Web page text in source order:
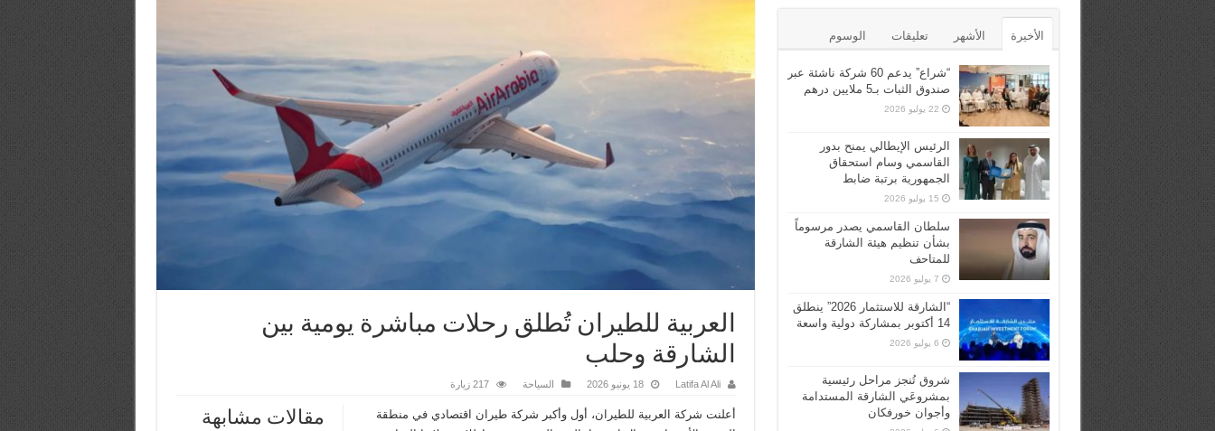
العربية للطيران تُطلق رحلات مباشرة يومية بين
الشارقة وحلب
Latifa Al Ali 18 يونيو 2026 السياحة 217 زيارة
مقالات مشابهة
أعلنت شركة العربية للطيران، أول وأكبر شركة طيران اقتصادي في منطقة
الأخيرة الأشهر تعليقات الوسوم
“شراع” يدعم 60 شركة ناشئة عبر
صندوق الثبات بـ5 ملايين درهم
22 يوليو 2026
الرئيس الإيطالي يمنح بدور
القاسمي وسام استحقاق
الجمهورية برتبة ضابط
15 يوليو 2026
سلطان القاسمي يصدر مرسوماً
بشأن تنظيم هيئة الشارقة
للمتاحف
7 يوليو 2026
“الشارقة للاستثمار 2026” ينطلق
14 أكتوبر بمشاركة دولية واسعة
6 يوليو 2026
شروق تُنجز مراحل رئيسية
بمشروعَي الشارقة المستدامة
وأجوان خورفكان